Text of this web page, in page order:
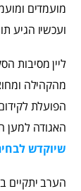
מועמדים
ועכשיו הגיע
ליין מסיבות
מהקהילה
הפועלת
האגודה למען
שיוקדש